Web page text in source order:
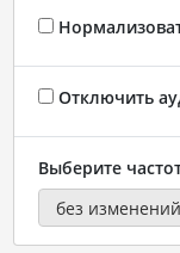
Отключить
Выберите